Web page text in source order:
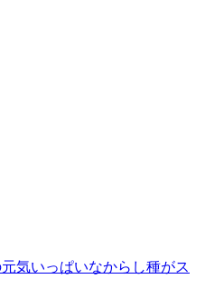
気いっぱいなからし種がス